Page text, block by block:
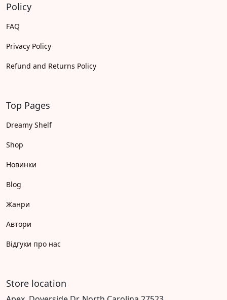
Policy
FAQ
Privacy Policy
Refund and Returns Policy
Top Pages
Dreamy Shelf
Shop
Новинки
Blog
Жанри
Автори
Відгуки про нас
Store location